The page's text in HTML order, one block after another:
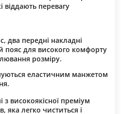
віддають перевагу
два передні накладні
пояс для високого комфорту
розміру.
еластичним манжетом
з високоякісної преміум
яка легко чиститься і